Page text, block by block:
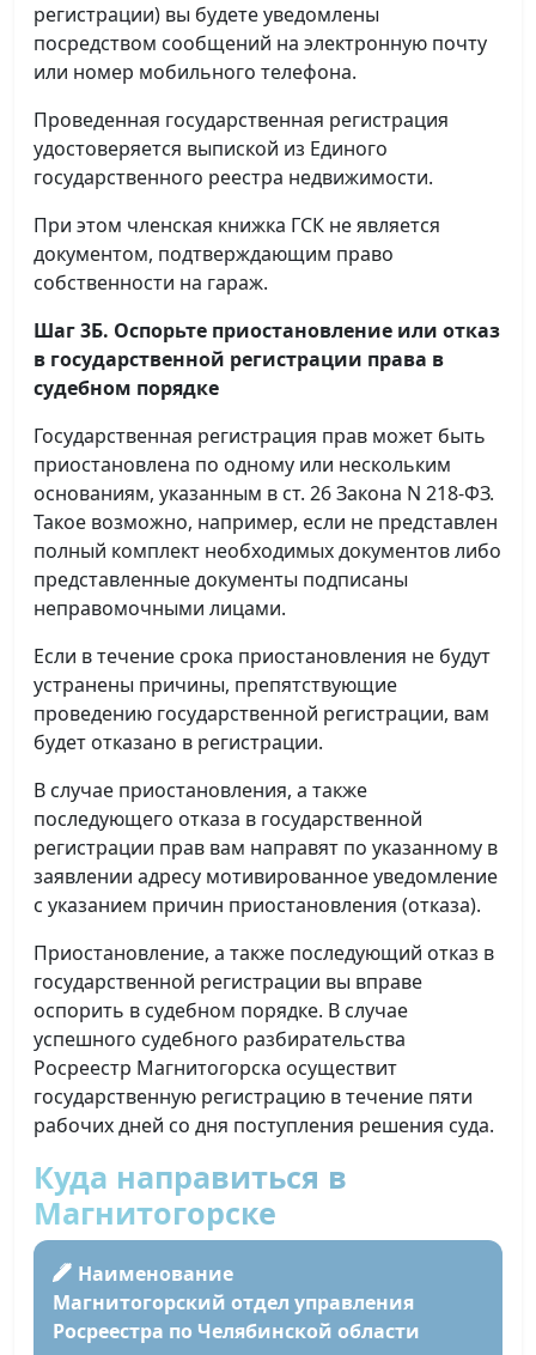
регистрации) вы будете уведомлены
посредством сообщений на электронную почту
или номер мобильного телефона.
Проведенная государственная регистрация
удостоверяется выпиской из Единого
государственного реестра недвижимости.
При этом членская книжка ГСК не является
документом, подтверждающим право
собственности на гараж.
Шаг 3Б. Оспорьте приостановление или отказ
в государственной регистрации права в
судебном порядке
Государственная регистрация прав может быть
приостановлена по одному или нескольким
основаниям, указанным в ст. 26 Закона N 218-ФЗ.
Такое возможно, например, если не представлен
полный комплект необходимых документов либо
представленные документы подписаны
неправомочными лицами.
Если в течение срока приостановления не будут
устранены причины, препятствующие
проведению государственной регистрации, вам
будет отказано в регистрации.
В случае приостановления, а также
последующего отказа в государственной
регистрации прав вам направят по указанному в
заявлении адресу мотивированное уведомление
с указанием причин приостановления (отказа).
Приостановление, а также последующий отказ в
государственной регистрации вы вправе
оспорить в судебном порядке. В случае
успешного судебного разбирательства
Росреестр Магнитогорска осуществит
государственную регистрацию в течение пяти
рабочих дней со дня поступления решения суда.
Куда направиться в
Магнитогорске
Наименование
Магнитогорский отдел управления
Росреестра по Челябинской области